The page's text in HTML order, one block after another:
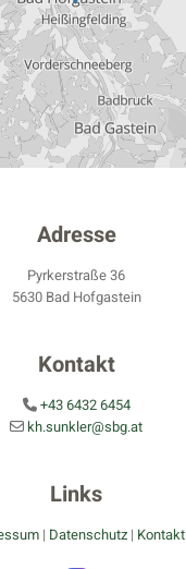
Adresse
Pyrkerstraße 36
5630 Bad Hofgastein
Kontakt
 +43 6432 6454
 kh.sunkler@sbg.at
Links
| Datenschutz| Kontakt